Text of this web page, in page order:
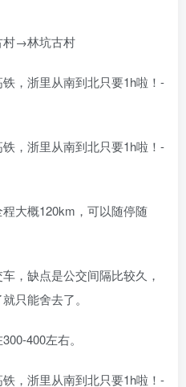
村→林坑古村
大概120km，可以随停随
，缺点是公交间隔比较久，
只能舍去了。
400左右。